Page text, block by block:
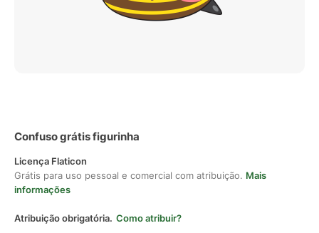
Confuso grátis figurinha
Licença Flaticon
Grátis para uso pessoal e comercial com atribuição. Mais
informações
Atribuição obrigatória. Como atribuir?